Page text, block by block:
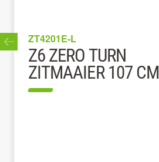
ZT4201E-L
Z6 ZERO TURN
ZITMAAIER 107 CM